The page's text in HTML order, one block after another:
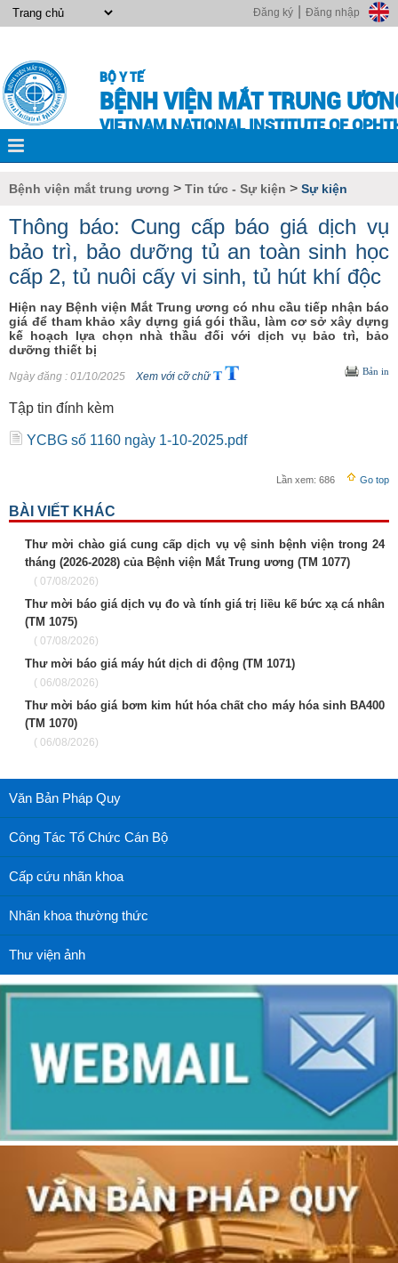
Đăng nhập
Đăng ký
BỘ Y TẾ
BỆNH VIỆN MẮT TRUNG
VIETNAM NATIONAL INSTITUTE OF
Bệnh viện mắt trung ương > Tin tức - Sự kiện > Sự kiện
Thông báo: Cung cấp báo giá dịch vụ
bảo trì, bảo dưỡng tủ an toàn sinh học
cấp 2, tủ nuôi cấy vi sinh, tủ hút khí độc
Hiện nay Bệnh viện Mắt Trung ương có nhu cầu tiếp nhận báo
giá để tham khảo xây dựng giá gói thầu, làm cơ sở xây dựng
kế hoạch lựa chọn nhà thầu đối với dịch vụ bảo trì, bảo
dưỡng thiết bị
Ngày đăng : 01/10/2025 Xem với cỡ chữ Bản in
Tập tin đính kèm
YCBG số 1160 ngày 1-10-2025.pdf
Lần xem: 686 Go top
BÀI VIẾT KHÁC
Thư mời chào giá cung cấp dịch vụ vệ sinh bệnh viện trong 24
tháng (2026-2028) của Bệnh viện Mắt Trung ương (TM 1077)
( 07/08/2026)
Thư mời báo giá dịch vụ đo và tính giá trị liều kế bức xạ cá nhân
(TM 1075)
( 07/08/2026)
Thư mời báo giá máy hút dịch di động (TM 1071)
( 06/08/2026)
Thư mời báo giá bơm kim hút hóa chất cho máy hóa sinh BA400
(TM 1070)
( 06/08/2026)
Văn Bản Pháp Quy
Công Tác Tổ Chức Cán Bộ
Cấp cứu nhãn khoa
Nhãn khoa thường thức
Thư viện ảnh